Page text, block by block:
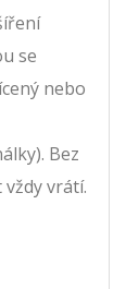
se
nebo
Bez
vrátí.